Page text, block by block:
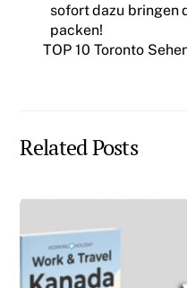
sofort dazu bringen
packen!
TOP 10 Toronto
Related Posts